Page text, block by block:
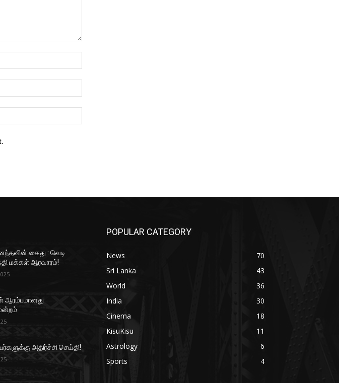
கைது : வெடி
மக்கள் ஆரவாரம்!
ஆரம்பமானது
அதிர்ச்சி செய்தி!
POPULAR CATEGORY
News
70
Sri Lanka
43
World
36
India
30
Cinema
18
KisuKisu
11
Astrology
6
Sports
4